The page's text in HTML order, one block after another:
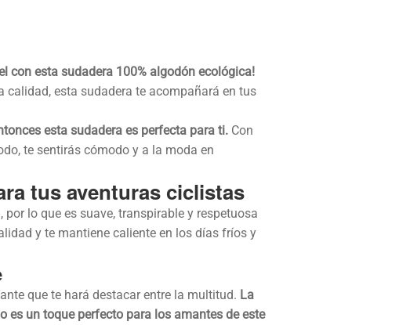
con esta sudadera 100% algodón ecológica!
calidad, esta sudadera te acompañará en tus
esta sudadera es perfecta para ti.Con
te sentirás cómodo y a la moda en
tus aventuras ciclistas
lo que es suave, transpirable y respetuosa
y te mantiene caliente en los días fríos y
que te hará destacar entre la multitud. La
es un toque perfecto para los amantes de este